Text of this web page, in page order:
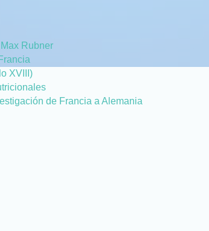
Rubner
XVIII)
de Francia a Alemania